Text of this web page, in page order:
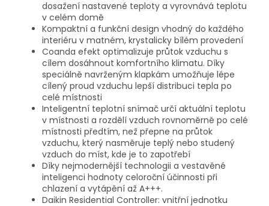
dosažení nastavené teploty a vyrovnává teplotu
v celém domě
Kompaktní a funkční design vhodný do každého
interiéru v matném, krystalicky bílém provedení
Coanda efekt optimalizuje průtok vzduchu s
cílem dosáhnout komfortního klimatu. Díky
speciálně navrženým klapkám umožňuje lépe
cílený proud vzduchu lepší distribuci tepla po
celé místnosti
Inteligentní teplotní snímač určí aktuální teplotu
v místnosti a rozdělí vzduch rovnoměrně po celé
místnosti předtím, než přepne na průtok
vzduchu, který nasměruje teplý nebo studený
vzduch do míst, kde je to zapotřebí
Díky nejmodernější technologii a vestavěné
inteligenci hodnoty celoroční účinnosti při
chlazení a vytápění až A+++.
Daikin Residential Controller: vnitřní jednotku